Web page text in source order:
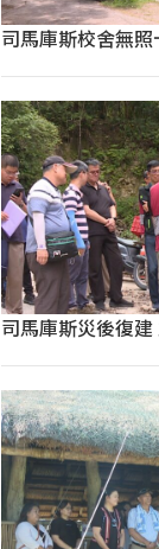
司馬庫斯校舍無
司馬庫斯災後復